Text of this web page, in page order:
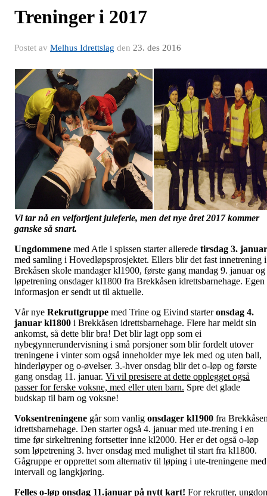
Treninger i 2017
Postet av Melhus Idrettslag den 23. des 2016
Vi tar nå en velfortjent juleferie, men det nye året 2017 kommer
ganske så snart.
Ungdommene med Atle i spissen starter allerede tirsdag 3. januar
med samling i Hovedløpsprosjektet. Ellers blir det fast innetrening i
Brekåsen skole mandager kl1900, første gang mandag 9. januar og
løpetrening onsdager kl1800 fra Brekkåsen idrettsbarnehage. Egen
informasjon er sendt ut til aktuelle.
Vår nye Rekruttgruppe med Trine og Eivind starteronsdag 4.
januar kl1800 i Brekkåsen idrettsbarnehage. Flere har meldt sin
ankomst, så dette blir bra! Det blir lagt opp som ei
nybegynnerundervisning i små porsjoner som blir fordelt utover
treningene i vinter som også inneholder mye lek med og uten ball,
hinderløyper og o-øvelser. 3.-hver onsdag blir det o-løp og første
gang onsdag 11. januar. Vi vil presisere at dette opplegget også
passer for ferske voksne, med eller uten barn. Spre det glade
budskap til barn og voksne!
Voksentreningene går som vanlig onsdager kl1900 fra
idrettsbarnehage. Den starter også 4. januar med ute-trening i en
time før sirkeltrening fortsetter inne kl2000. Her er det også o-løp
som løpetrening 3. hver onsdag med mulighet til start fra kl1800.
Gågruppe er opprettet som alternativ til løping i ute-treningene med
intervall og langkjøring.
Felles o-løp onsdag 11.januar på nytt kart! For rekrutter,